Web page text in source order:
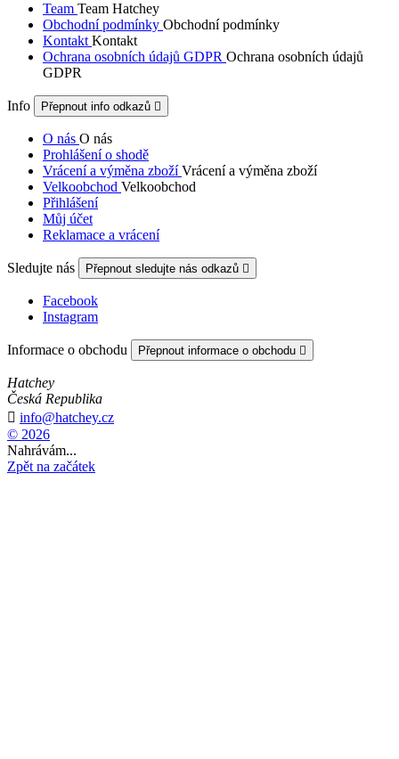
Team Team Hatchey
Obchodní podmínky Obchodní podmínky
KontaktKontakt
Ochrana osobních údajů GDPR Ochrana osobních údajů
GDPR
Info Přepnout info odkazů 
O nás O nás
Prohlášení o shodě
Vrácení a výměna zboží Vrácení a výměna zboží
Velkoobchod Velkoobchod
Přihlášení
Můj účet
Reklamace a vrácení
Sledujte nás Přepnout sledujte nás odkazů 
Facebook
Instagram
Informace o obchodu Přepnout informace o obchodu 
Hatchey
Česká Republika
 info@hatchey.cz
© 2026
Nahrávám...
Zpět na začátek